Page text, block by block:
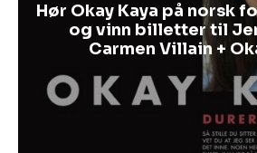
Hør Okay Kaya på norsk
og vinn billetter til
Carmen Villain +